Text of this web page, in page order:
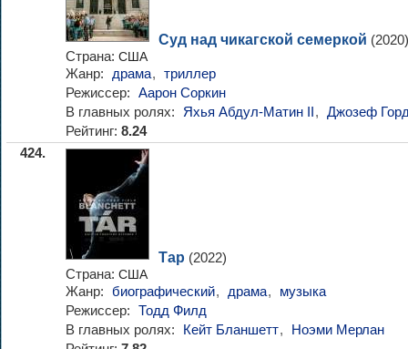
Суд над чикагской семеркой (2020)
Страна: США
Жанр: драма, триллер
Режиссер: Аарон Соркин
В главных ролях:
Яхья Абдул-Матин II, Джозеф
Рейтинг: 8.24
424.
Тар (2022)
Страна: США
Жанр: биографический, драма,
музыка
Режиссер: Тодд Филд
В главных ролях:
Кейт Бланшетт,
Ноэми Мерлан